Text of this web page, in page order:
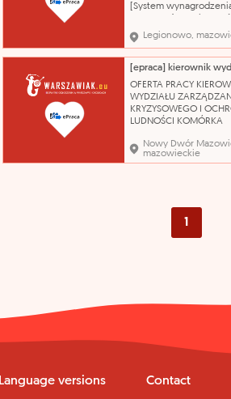
[System
premia min. 450 zł
zlecenie / Umowa o
świadczenie usług
obsługa maszyn i
produkcyjnych,
prac zgodnie z
techniczną
Legionowo,
OFERTA PRACY
WYDZIAŁU
KRYZYSOWEGO I
LUDNOŚCI KOMÓRKA
ZARZĄDZANIA
I OCHRONY
brutto w przedziale 8
10 000,00 zł (obejmuje
Nowy Dwór
mazowieckie
1
Language versions Contact